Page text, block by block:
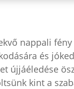
nappali fény
és
újjáéledése
kint a